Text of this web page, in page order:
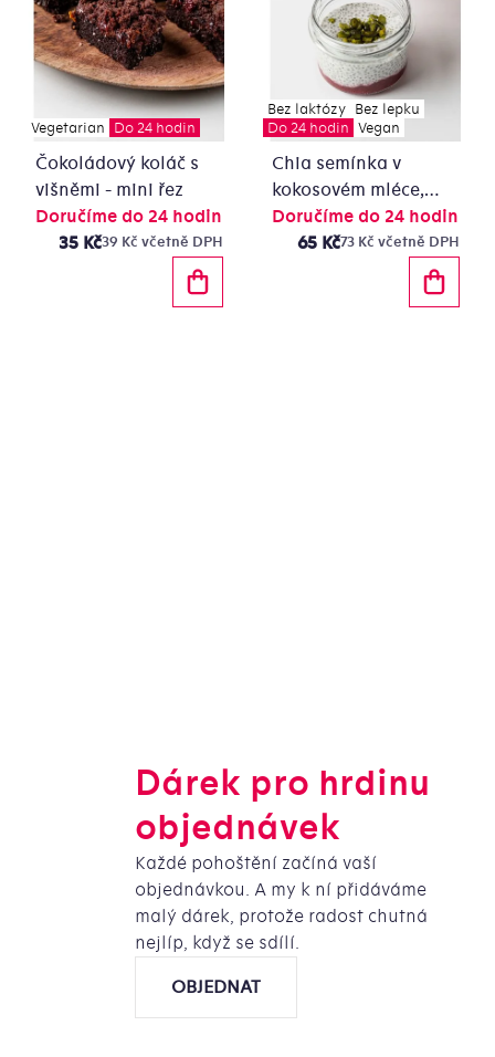
Vegetarian Do 24 hodin
Čokoládový koláč s
višněmi - mini řez
Doručíme do 24 hodin
39 Kč včetně DPH
35 Kč
Bez laktózy Bez lepku
Do 24 hodin Vegan
Chia semínka v
kokosovém mléce,
ovocné coulis
Doručíme do 24 hodin
73 Kč včetně DPH
65 Kč
Dárek pro hrdinu
objednávek
Každé pohoštění začíná vaší
objednávkou. A my k ní přidáváme
malý dárek, protože radost chutná
nejlíp, když se sdílí.
OBJEDNAT